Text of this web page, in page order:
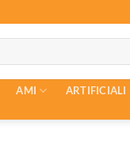
AMI ARTIFICIALI